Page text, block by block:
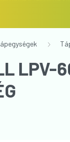
LPV-